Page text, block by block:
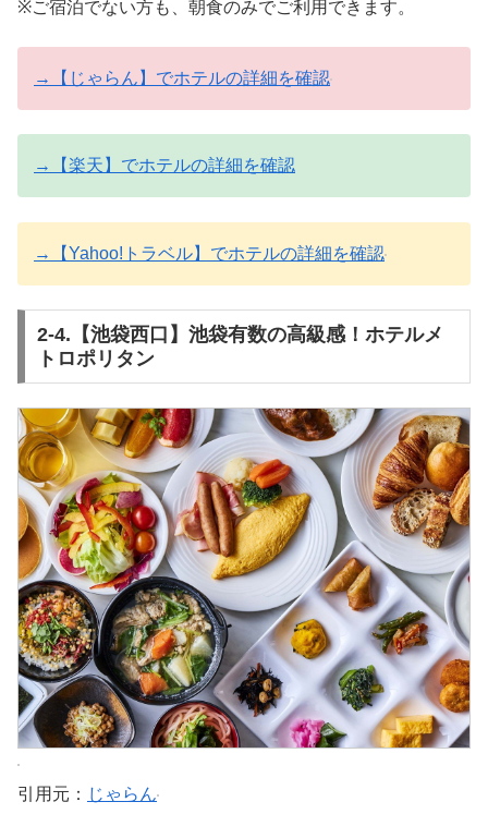
※ご宿泊でない方も、朝食のみでご利用できます。
→【じゃらん】でホテルの詳細を確認
→【楽天】でホテルの詳細を確認
→【Yahoo!トラベル】でホテルの詳細を確認
2-4.【池袋西口】池袋有数の高級感！ホテルメ
トロポリタン
引用元： じゃらん